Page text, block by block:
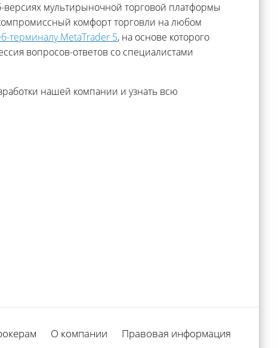
версиях мультирыночной торговой платформы
комфорт торговли на любом
терминалу MetaTrader 5, на основе которого
вопросов-ответов со специалистами
нашей компании и узнать всю
О компании Правовая информация